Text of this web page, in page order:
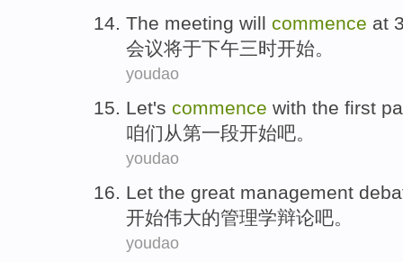
The meeting will commence at
会议将于下午三时开始。
youdao
Let's commence with the first
咱们 从第一段开始吧。
youdao
Let the great management
开始伟大的管理学辩论吧。
youdao